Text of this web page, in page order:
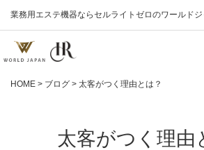
業務用エステ機器ならセルライトゼロのワールドジ
HOME > ブログ > 太客がつく理由とは？
太客がつく理由